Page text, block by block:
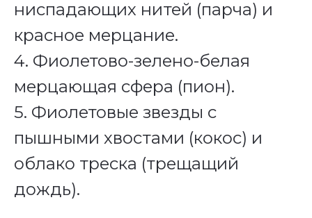
ниспадающих нитей (парча) и
красное мерцание.
4. Фиолетово-зелено-белая
мерцающая сфера (пион).
5. Фиолетовые звезды с
пышными хвостами (кокос) и
облако треска (трещащий
дождь).